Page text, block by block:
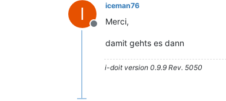
I
Offline
iceman76
Merci,
damit gehts es dann
i-doit version 0.9.9 Rev. 5050